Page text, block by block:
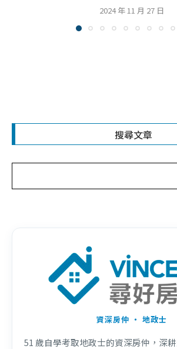
2024 年 11 月 27 日
搜尋文章
資深房仲 ・ 地政士
51 歲自學考取地政士的資深房仲，深